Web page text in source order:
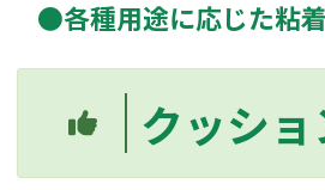
●各種用途に応じた粘
クッシ